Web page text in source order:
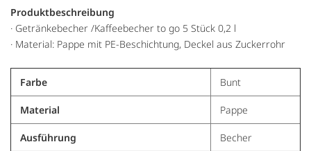
Produktbeschreibung
· Getränkebecher /Kaffeebecher to go 5 Stück 0,2 l
· Material: Pappe mit PE-Beschichtung, Deckel aus Zuckerrohr
Farbe Bunt
Material Pappe
Ausführung Becher